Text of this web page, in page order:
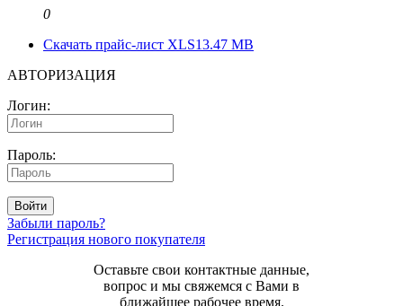
0
Скачать прайс-лист XLS13.47 MB
АВТОРИЗАЦИЯ
Логин:
Пароль:
Войти
Забыли пароль?
Регистрация нового покупателя
Оставьте свои контактные данные,
вопрос и мы свяжемся с Вами в
ближайшее рабочее время.